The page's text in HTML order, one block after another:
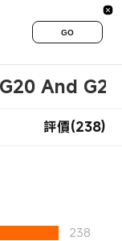
GO
And
評價(238)
238